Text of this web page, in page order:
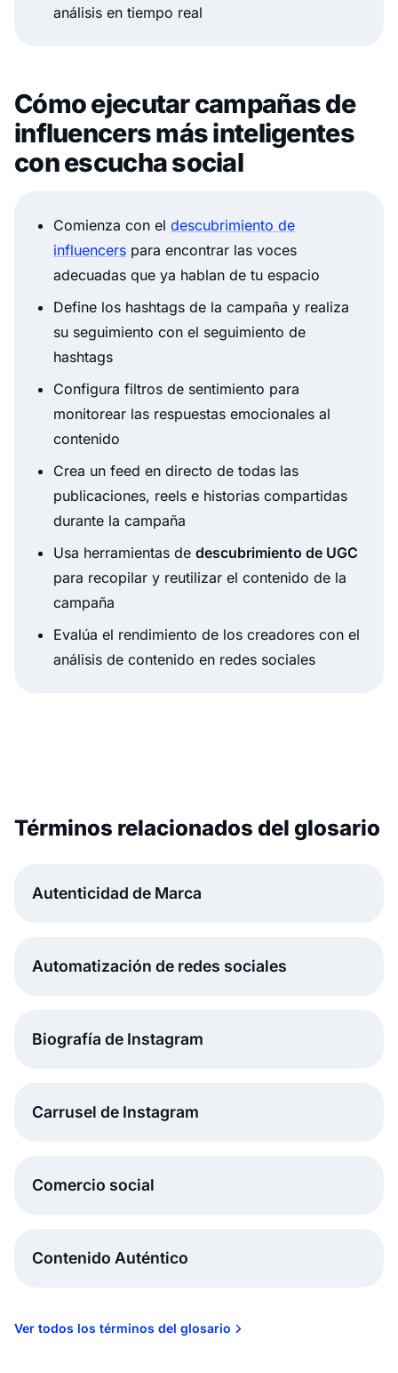
análisis en tiempo real
Cómo ejecutar campañas de
influencers más inteligentes
con escucha social
Comienza con el descubrimiento de
influencers para encontrar las voces
adecuadas que ya hablan de tu espacio
Define los hashtags de la campaña y realiza
su seguimiento con el seguimiento de
hashtags
Configura filtros de sentimiento para
monitorear las respuestas emocionales al
contenido
Crea un feed en directo de todas las
publicaciones, reels e historias compartidas
durante la campaña
Usa herramientas de descubrimiento de UGC
para recopilar y reutilizar el contenido de la
campaña
Evalúa el rendimiento de los creadores con el
análisis de contenido en redes sociales
Términos relacionados del glosario
Autenticidad de Marca
Automatización de redes sociales
Biografía de Instagram
Carrusel de Instagram
Comercio social
Contenido Auténtico
Ver todos los términos del glosario